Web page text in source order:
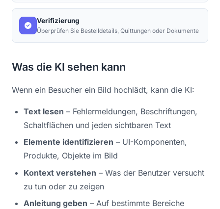
Verifizierung
Überprüfen Sie Bestelldetails, Quittungen oder Dokumente
Was die KI sehen kann
Wenn ein Besucher ein Bild hochlädt, kann die KI:
Text lesen – Fehlermeldungen, Beschriftungen,
Schaltflächen und jeden sichtbaren Text
Elemente identifizieren – UI-Komponenten,
Produkte, Objekte im Bild
Kontext verstehen – Was der Benutzer versucht
zu tun oder zu zeigen
Anleitung geben – Auf bestimmte Bereiche